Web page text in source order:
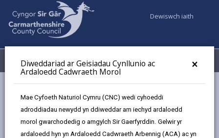
×
Diweddariad ar Geisiadau Cynllunio ac
Ardaloedd Cadwraeth Morol
Mae Cyfoeth Naturiol Cymru (CNC) wedi cyhoeddi
adroddiadau newydd yn ddiweddar am iechyd ardaloedd
morol gwarchodedig o amgylch Sir Gaerfyrddin. Gelwir yr
ardaloedd hyn yn Ardaloedd Cadwraeth Arbennig (ACA) ac yn
Dewiswch iaith
Dewislen Fy Nghyfrifon
Rheoli Maetholion mewn Cynllunio a Datblygu
Asesiad Cydymffurfiaeth Cyfoeth Naturiol Cymru 2024 a
Dalgylchoedd Afonydd Sir Gaerfyrddin